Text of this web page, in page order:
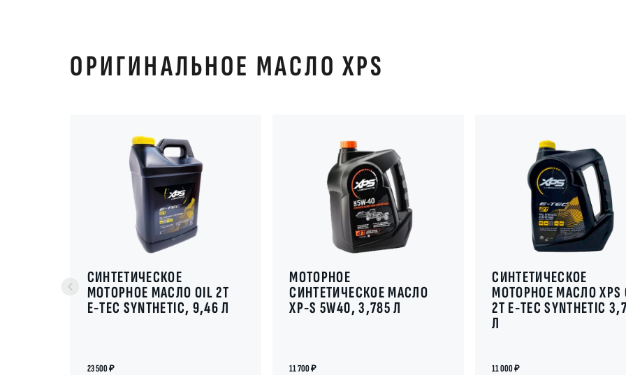
ОРИГИНАЛЬНОЕ МАСЛО XPS
СИНТЕТИЧЕСКОЕ
МОТОРНОЕ МАСЛО OIL 2T
E-TEC SYNTHETIC, 9,46 Л
23 500
МОТОРНОЕ
СИНТЕТИЧЕСКОЕ МАСЛО
XP-S 5W40, 3,785 Л
11 700
СИНТЕТИЧЕСКОЕ
МОТОРНОЕ МАСЛО XPS
2T E-TEC SYNTHETIC
Л
11 000